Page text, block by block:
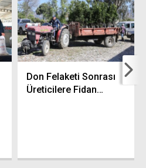
Don Felaketi Sonrası
Üreticilere Fidan